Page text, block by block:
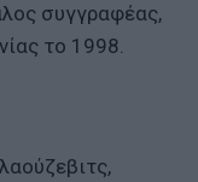
συγγραφέας,
το 1998.